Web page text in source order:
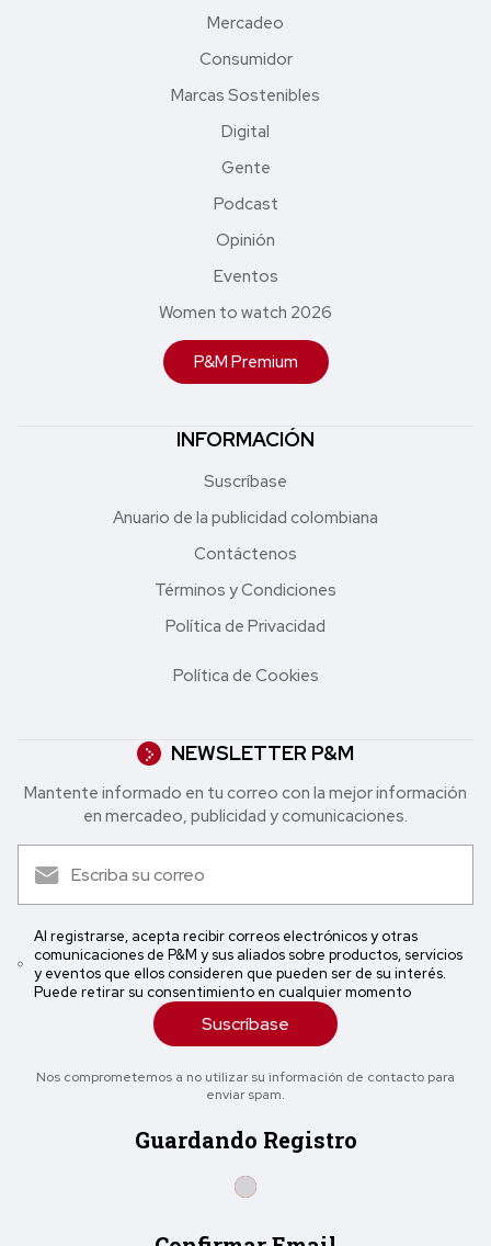
Mercadeo
Consumidor
Marcas Sostenibles
Digital
Gente
Podcast
Opinión
Eventos
Women to watch 2026
P&M Premium
INFORMACIÓN
Suscríbase
Anuario de la publicidad colombiana
Contáctenos
Términos y Condiciones
Política de Privacidad
Política de Cookies
NEWSLETTER P&M
Mantente informado en tu correo con la mejor in formación
en mercadeo, publicidad y comunicaciones.
Al registrarse, acepta recibir correos electrónicos y otras
comunicaciones de P&M y sus aliados sobre productos, servicios
y eventos que ellos consideren que pueden ser de su interés.
Puede retirar su consentimiento en cualquier momento
Suscríbase
Nos comprometemos a no utilizar su información de contacto para
enviar spam.
Guardando Registro